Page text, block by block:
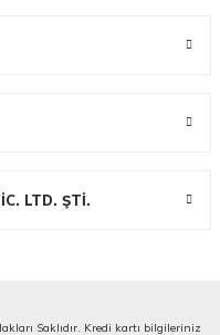
LTD. ŞTİ.
Saklıdır. Kredi kartı bilgileriniz